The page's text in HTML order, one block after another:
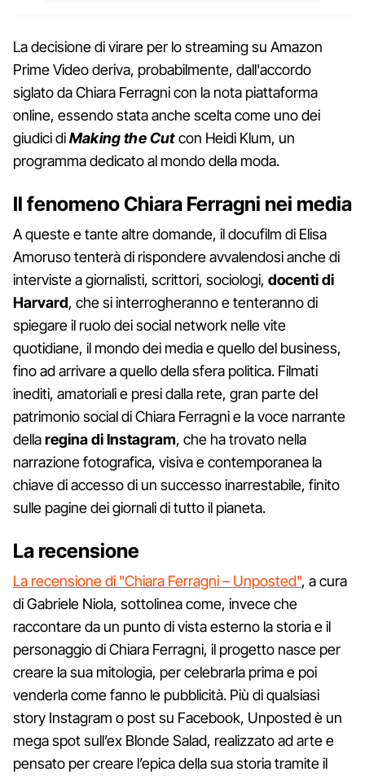
La decisione di virare per lo streaming su Amazon
Prime Video deriva, probabilmente, dall'accordo
siglato da Chiara Ferragni con la nota piattaforma
online, essendo stata anche scelta come uno dei
giudici diMaking the Cutcon Heidi Klum, un
programma dedicato al mondo della moda.
Il fenomeno Chiara Ferragni nei media
A queste e tante altre domande, il docufilm di Elisa
Amoruso tenterà di rispondere avvalendosi anche di
interviste a giornalisti, scrittori, sociologi, docenti di
Harvard, che si interrogheranno e tenteranno di
spiegare il ruolo dei social network nelle vite
quotidiane, il mondo dei media e quello del business,
fino ad arrivare a quello della sfera politica. Filmati
inediti, amatoriali e presi dalla rete, gran parte del
patrimonio social di Chiara Ferragni e la voce narrante
dellaregina di Instagram, che ha trovato nella
narrazione fotografica, visiva e contemporanea la
chiave di accesso di un successo inarrestabile, finito
sulle pagine dei giornali di tutto il pianeta.
La recensione
La recensione di "Chiara Ferragni – Unposted", a cura
di Gabriele Niola, sottolinea come, invece che
raccontare da un punto di vista esterno la storia e il
personaggio di Chiara Ferragni, il progetto nasce per
creare la sua mitologia, per celebrarla prima e poi
venderla come fanno le pubblicità. Più di qualsiasi
story Instagram o post su Facebook, Unposted è un
mega spot sull’ex Blonde Salad, realizzato ad arte e
pensato per creare l’epica della sua storia tramite il